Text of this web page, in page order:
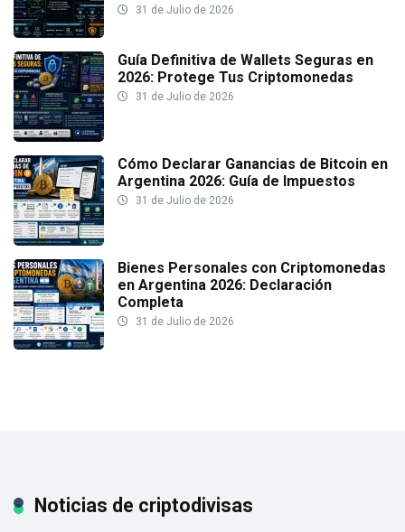
31 de Julio de 2026
Guía Definitiva de Wallets Seguras en
2026: Protege Tus Criptomonedas
31 de Julio de 2026
Cómo Declarar Ganancias de Bitcoin en
Argentina 2026: Guía de Impuestos
31 de Julio de 2026
Bienes Personales con Criptomonedas
en Argentina 2026: Declaración
Completa
31 de Julio de 2026
Noticias de criptodivisas